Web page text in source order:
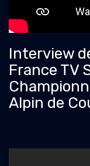
Interview
France TV
Alpin de